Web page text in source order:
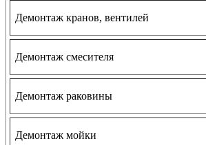
Демонтаж кранов, вентилей
Демонтаж смесителя
Демонтаж раковины
Демонтаж мойки